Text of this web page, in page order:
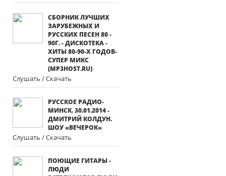
СБОРНИК ЛУЧШИХ
ЗАРУБЕЖНЫХ И
РУССКИХ ПЕСЕН 80 -
90Г. - ДИСКОТЕКА -
ХИТЫ 80-90-Х ГОДОВ-
СУПЕР МИКС
(MP3HOST.RU)
Слушать / Скачать
РУССКОЕ РАДИО-
МИНСК. 30.01.2014 -
ДМИТРИЙ КОЛДУН.
ШОУ «ВЕЧЕРОК»
Слушать / Скачать
ПОЮЩИЕ ГИТАРЫ -
ЛЮДИ